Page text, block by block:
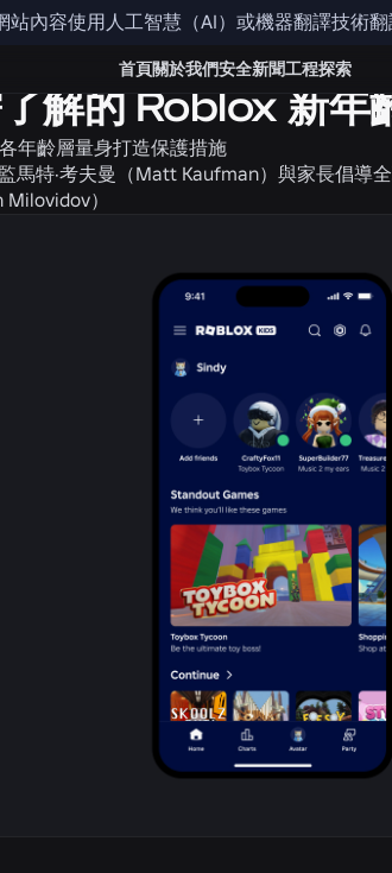
站內容使用人工智慧（AI）或機器翻譯技術翻
首頁關於我們安全新聞工程探索
與文明
解的 Roblox 新年
年齡層量身打造保護措施
馬特·考夫曼（Matt Kaufman）與家長倡導
）